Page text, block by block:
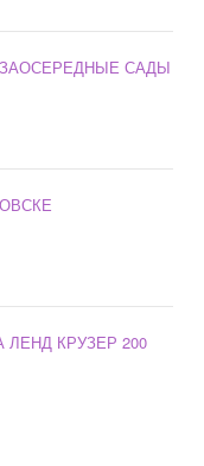
САДЫ
КРУЗЕР 200